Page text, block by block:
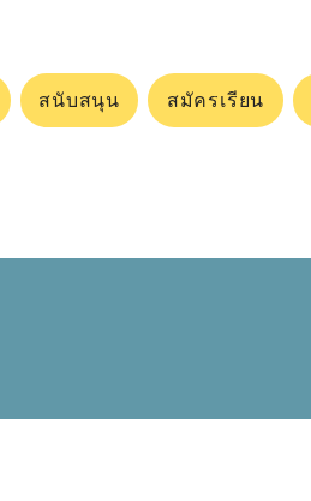
สนับสนุน สมัครเรียน